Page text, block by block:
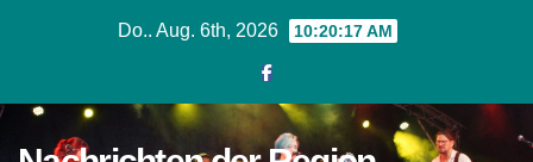
Do.. Aug. 6th, 2026 10:20:18 AM